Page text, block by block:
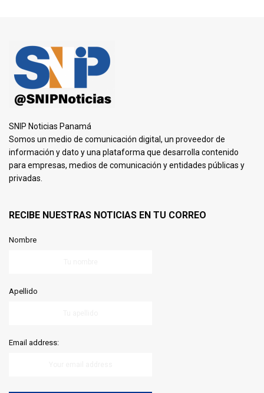
SNIP Noticias Panamá
Somos un medio de comunicación digital, un proveedor de
información y dato y una plataforma que desarrolla contenido
para empresas, medios de comunicación y entidades públicas y
privadas.
RECIBE NUESTRAS NOTICIAS EN TU CORREO
Nombre
Apellido
Email address: